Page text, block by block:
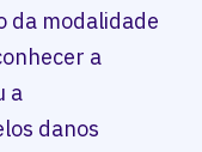
da modalidade
a
a
danos